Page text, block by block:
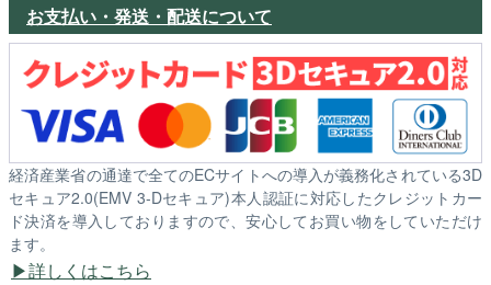
お支払い・発送・配送について
経済産業省の通達で全てのECサイトへの導入が義務化されている3D
セキュア2.0(EMV 3-Dセキュア)本人認証に対応したクレジットカー
ド決済を導入しておりますので、安心してお買い物をしていただけ
ます。
詳しくはこちら